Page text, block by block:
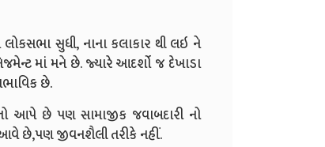
સુધી, નાના કલાકાર થી લઇ ને
માં મને છે. જ્યારે આદર્શો જ દેખાડા
છે.
આપે છે પણ સામાજીક જવાબદારી નો
છે,પણ જીવનશૈલી તરીકે નહીં.